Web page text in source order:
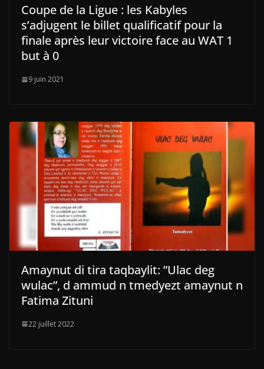
Coupe de la Ligue : les Kabyles
s’adjugent le billet qualificatif pour la
finale après leur victoire face au WAT 1
but à 0
9 juin 2021
Amaynut di tira taqbaylit: ”Ulac deg
wulac”, d ammud n tmedyezt amaynut n
Fatima Zituni
22 juillet 2022